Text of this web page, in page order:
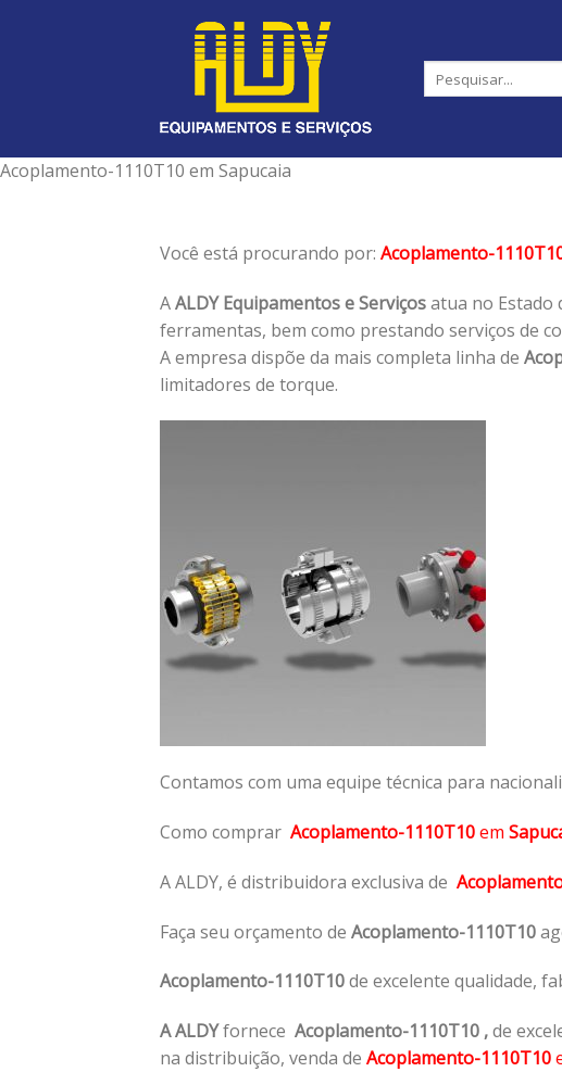
Acoplamento-1110T10 em Sapucaia
Você está procurando por: Acoplamento-
AALDY Equipamentos e Serviçosatua no Estado
ferramentas, bem como prestando serviços de
A empresa dispõe da mais completa linha de
limitadores de torque.
Contamos com uma equipe técnica para
Como comprar Acoplamento-1110T10em
A ALDY, é distribuidora exclusiva de
Faça seu orçamento de Acoplamento-1110T10
Acoplamento-1110T10de excelente qualidade,
A ALDYfornece Acoplamento-1110T10 ,de
na distribuição, venda de Acoplamento-1110T10